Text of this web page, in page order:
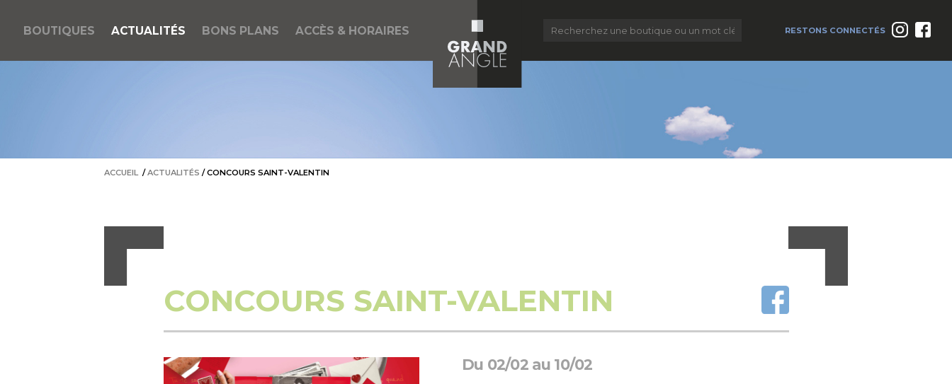
BOUTIQUES ACTUALITÉS BONS PLANS ACCÈS & HORAIRES RESTONS CONNECTÉS
ACCUEIL / ACTUALITÉS / CONCOURS SAINT-VALENTIN
CONCOURS SAINT-VALENTIN
Du 02/02 au 10/02